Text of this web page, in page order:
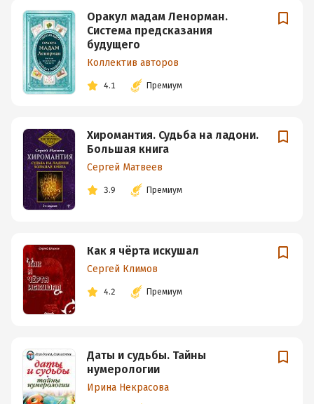
Оракул мадам Ленорман.
Система предсказания
будущего
Коллектив авторов
4.1 Премиум
Хиромантия. Судьба на ладони.
Большая книга
Сергей Матвеев
3.9 Премиум
Как я чёрта искушал
Сергей Климов
4.2 Премиум
Даты и судьбы. Тайны
нумерологии
Ирина Некрасова